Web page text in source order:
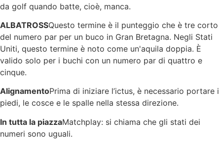
da golf quando batte, cioè, manca.
ALBATROSSQuesto termine è il punteggio che è tre corto
del numero par per un buco in Gran Bretagna. Negli Stati
Uniti, questo termine è noto come un'aquila doppia. È
valido solo per i buchi con un numero par di quattro e
cinque.
AlignamentoPrima di iniziare l’ictus, è necessario portare i
piedi, le cosce e le spalle nella stessa direzione.
In tutta la piazzaMatchplay: si chiama che gli stati dei
numeri sono uguali.